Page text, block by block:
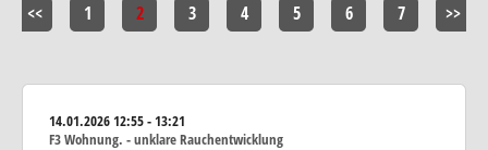
<< 1 2 3 4 5 6 7 >>
14.01.202612:55 - 13:21
F3 Wohnung. - unklare Rauchentwicklung